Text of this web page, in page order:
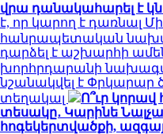
վրա դանակահարել է
է, որ կարող է դառնալ
հանրապետական
դարձել է աշխարհի
խորհրդարանի
նշանակվել է Փրկարար
տեղակալ
Ո՞ւր
տեսակը․ Կարինե
հոգեկերտվածքի,